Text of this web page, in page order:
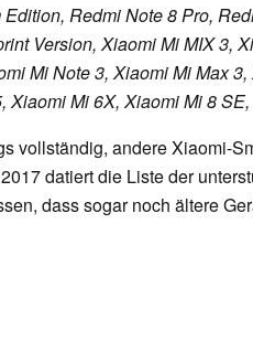
Redmi Note 8 Pro,
Version, Xiaomi Mi MIX 3,
Mi Note 3, Xiaomi Mi Max
Xiaomi Mi 6X, Xiaomi Mi 8
vollständig, andere Xiaomi-
datiert die Liste der
dass sogar noch ältere